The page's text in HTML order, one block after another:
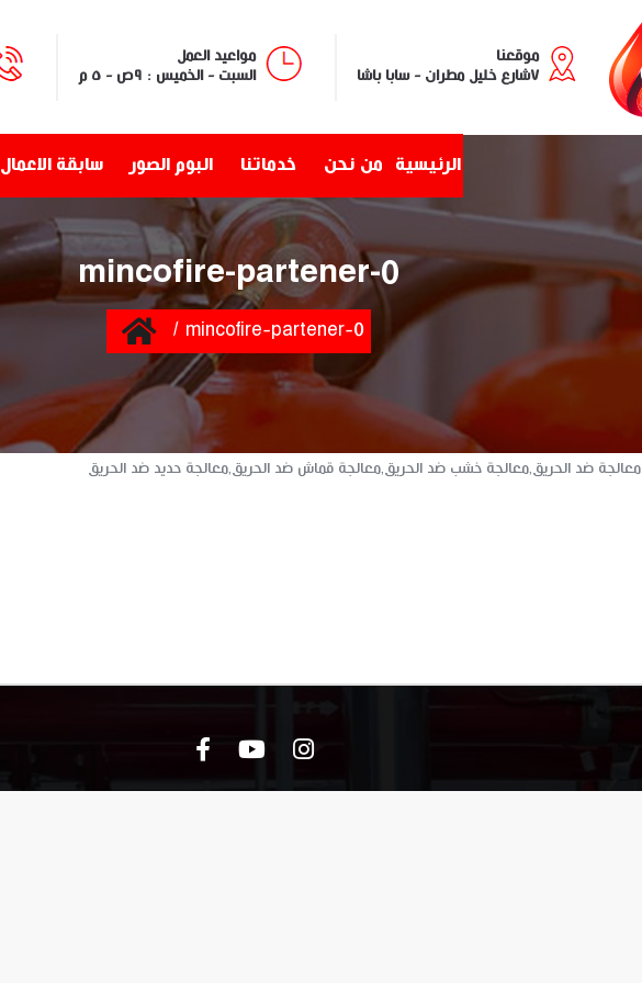
موقعنا
٧شارع خليل مطران - سابا باشا
مواعيد العمل
السبت - الخميس : ٩ص - ٥ م
الرئيسية من نحن خدماتنا البوم الصور سابقة الاعمال
mincofire-partener-0
Home mincofire-partener-0
معالجة ضد الحريق,معالجة خشب ضد الحريق,معالجة قماش ضد الحريق,معالجة حديد ضد الحريق